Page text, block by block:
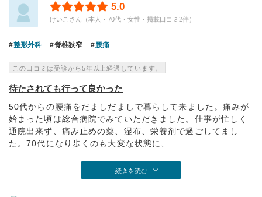
5.0
けいこさん（本人・70代・女性・掲載口コミ2件）
整形外科 脊椎狭窄 腰痛
この口コミは受診から5年以上経過しています。
待たされても行って良かった
50代からの腰痛をだましだましで暮らして来ました。痛みが
始まった頃は総合病院でみていただきました。仕事が忙しく
通院出来ず、痛み止めの薬、湿布、栄養剤で過ごしてまし
た。70代になり歩くのも大変な状態に、...
続きを読む